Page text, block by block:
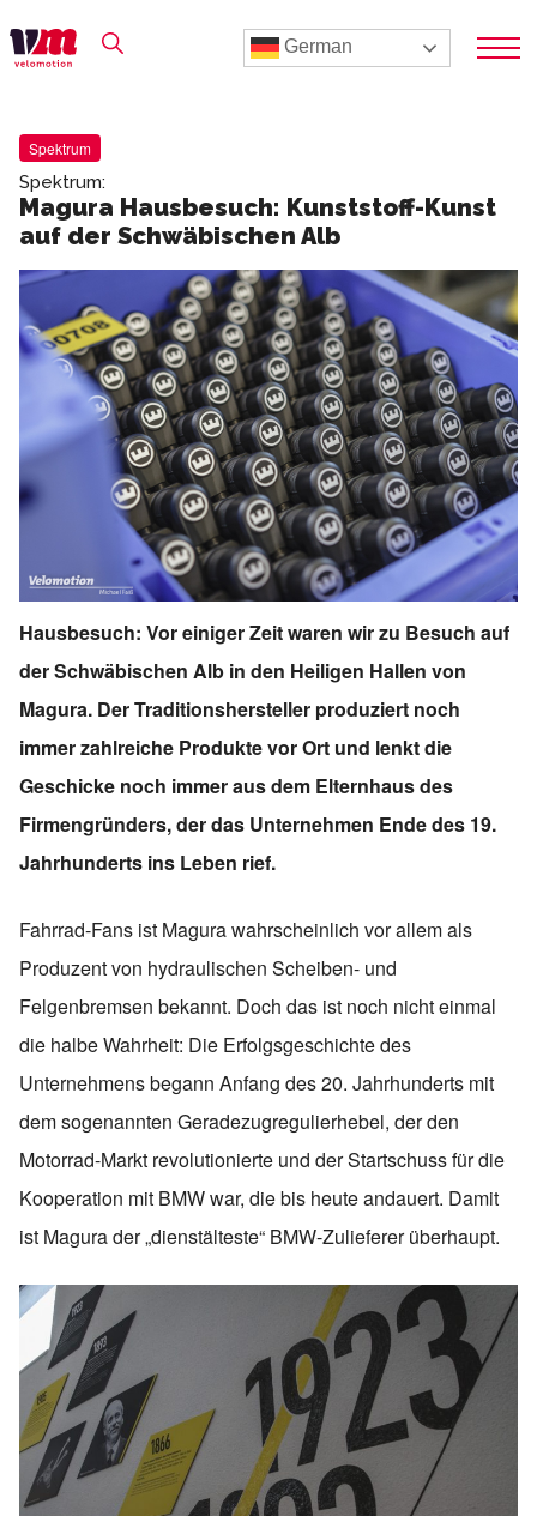
German
Spektrum
Spektrum:
Magura Hausbesuch: Kunststoff-Kunst
auf der Schwäbischen Alb
Hausbesuch: Vor einiger Zeit waren wir zu Besuch auf
der Schwäbischen Alb in den Heiligen Hallen von
Magura. Der Traditionshersteller produziert noch
immer zahlreiche Produkte vor Ort und lenkt die
Geschicke noch immer aus dem Elternhaus des
Firmengründers, der das Unternehmen Ende des 19.
Jahrhunderts ins Leben rief.
Fahrrad-Fans ist Magura wahrscheinlich vor allem als
Produzent von hydraulischen Scheiben- und
Felgenbremsen bekannt. Doch das ist noch nicht einmal
die halbe Wahrheit: Die Erfolgsgeschichte des
Unternehmens begann Anfang des 20. Jahrhunderts mit
dem sogenannten Geradezugregulierhebel, der den
Motorrad-Markt revolutionierte und der Startschuss für die
Kooperation mit BMW war, die bis heute andauert. Damit
ist Magura der „dienstälteste“ BMW-Zulieferer überhaupt.